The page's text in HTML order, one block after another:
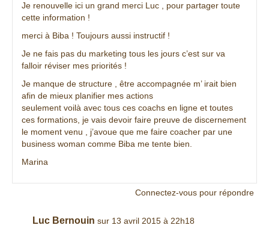
Je renouvelle ici un grand merci Luc , pour partager toute
cette information !
merci à Biba ! Toujours aussi instructif !
Je ne fais pas du marketing tous les jours c’est sur va
falloir réviser mes priorités !
Je manque de structure , être accompagnée m’ irait bien
afin de mieux planifier mes actions
seulement voilà avec tous ces coachs en ligne et toutes
ces formations, je vais devoir faire preuve de discernement
le moment venu , j’avoue que me faire coacher par une
business woman comme Biba me tente bien.
Marina
Connectez-vous pour répondre
Luc Bernouin sur 13 avril 2015 à 22h18